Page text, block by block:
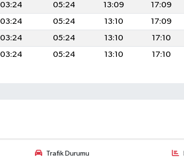
03:24 05:24 13:09 17:09
03:24 05:24 13:10 17:09
03:24 05:24 13:10 17:10
03:24 05:24 13:10 17:10
Trafik Durumu